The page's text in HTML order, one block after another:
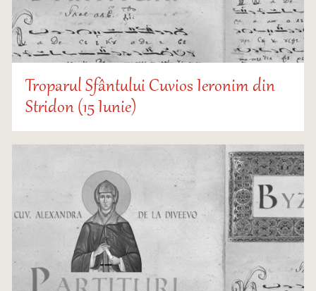
Troparul Sfântului Cuvios Ieronim din
Stridon (15 Iunie)